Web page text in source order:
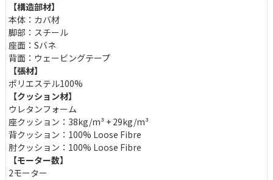
心地よい時間を支えるクッション
程よい弾力で快適な座り心地のウレタンクッション。座面は
38kg/m³高密度ウレタン＋29kg/m³ウレタンの二層構造。背面と
アームにはボリュームたっぷりのルースファイバーを使用していま
す。耐久性が高く、へたりに強いので、長くご使用いただけます。
【構造部材】
本体：カバ材
脚部：スチール
座面：Sバネ
背面：ウェービングテープ
【張材】
ポリエステル100%
【クッション材】
ウレタンフォーム
座クッション：38kg/m³ + 29kg/m³
背クッション：100% Loose Fibre
肘クッション：100% Loose Fibre
【モーター数】
2モーター